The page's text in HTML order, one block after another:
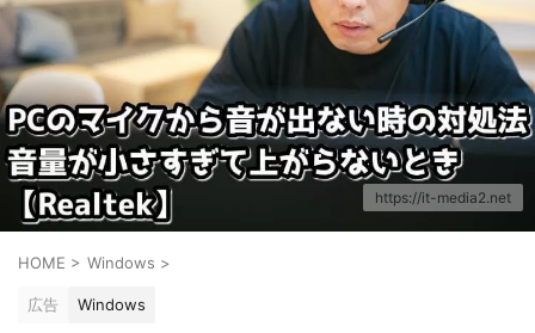
https://it-media2.net
HOME > Windows >
広告 Windows